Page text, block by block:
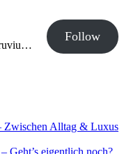
@quadruvium.club@quadruvium.club
Follow
Alltag & Luxus
Geht’s eigentlich noch?